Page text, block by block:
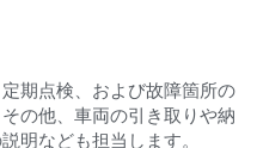
期点検、および故障箇所の
の他、車両の引き取りや納
明なども担当します。